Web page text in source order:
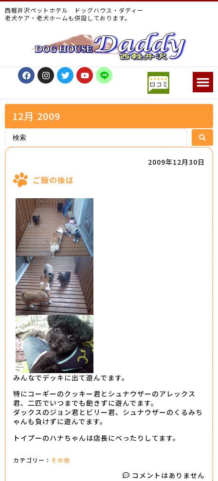
西軽井沢ペットホテル ドッグハウス・ダディー
老犬ケア・老犬ホームも併設しております。
12月 2009
ご飯の後は
2009年12月30日
みんなでデッキに出て遊んでます。
特にコーギーのクッキー君とシュナウザーのアレックス
君、二匹でいつまでも飽きずに遊んでます。
ダックスのジョン君とビリー君、シュナウザーのくるみち
ゃんも負けずに遊んでます。
トイプーのハナちゃんは店長にべったりしてます。
カテゴリー： その他
コメントはありません